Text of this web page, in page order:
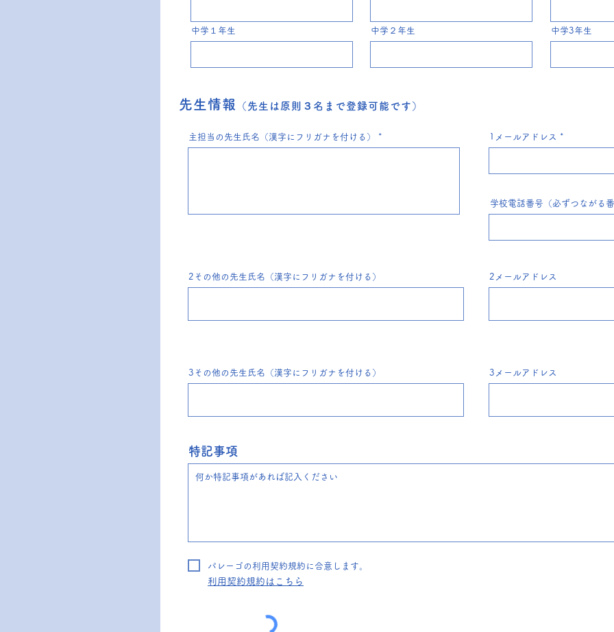
中学１年生 中学２年生 中学3年生
先生情報 （先生は原則３名まで登録可能です）
主担当の先生氏名（漢字にフリガナを付ける） 1メールアドレス
学校電話番号（必ずつながる
2その他の先生氏名（漢字にフリガナを付ける） 2メールアドレス
3その他の先生氏名（漢字にフリガナを付ける） 3メールアドレス
特記事項
パレーゴの利用契約規約に合意します。
​利用契約規約はこちら